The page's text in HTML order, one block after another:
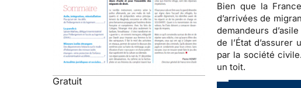
Gratuit
Bien que la
d’arrivées de
demandeurs
de l’État
par la société
un toit.